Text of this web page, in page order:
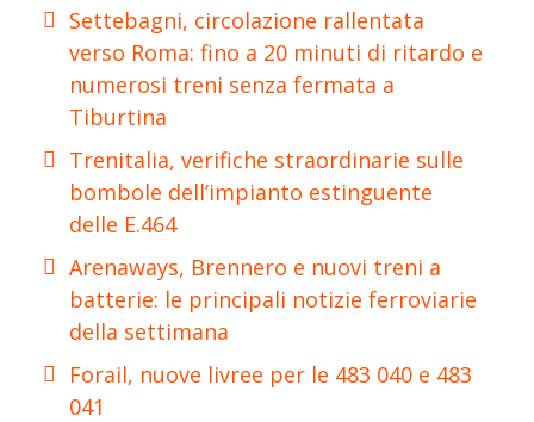
Settebagni, circolazione rallentata
verso Roma: fino a 20 minuti di ritardo e
numerosi treni senza fermata a
Tiburtina
Trenitalia, verifiche straordinarie sulle
bombole dell’impianto estinguente
delle E.464
Arenaways, Brennero e nuovi treni a
batterie: le principali notizie ferroviarie
della settimana
Forail, nuove livree per le 483 040 e 483
041